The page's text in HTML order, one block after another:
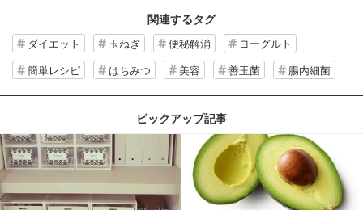
関連するタグ
ダイエット 玉ねぎ 便秘解消
ヨーグルト
簡単レシピ
はちみつ 美容 善玉菌 腸内細菌
ピックアップ記事